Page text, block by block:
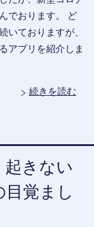
でおります。 ど
いておりますが、
アプリを紹介しま
続きを読む
起きない
覚まし